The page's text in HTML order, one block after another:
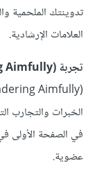
تدوينتك الملحمية
العلامات الإرشادية.
تجربة (Wandering Aimfully) مع هذا الجسر:
الخبرات والتجارب
في الصفحة الأولى
عضوية.